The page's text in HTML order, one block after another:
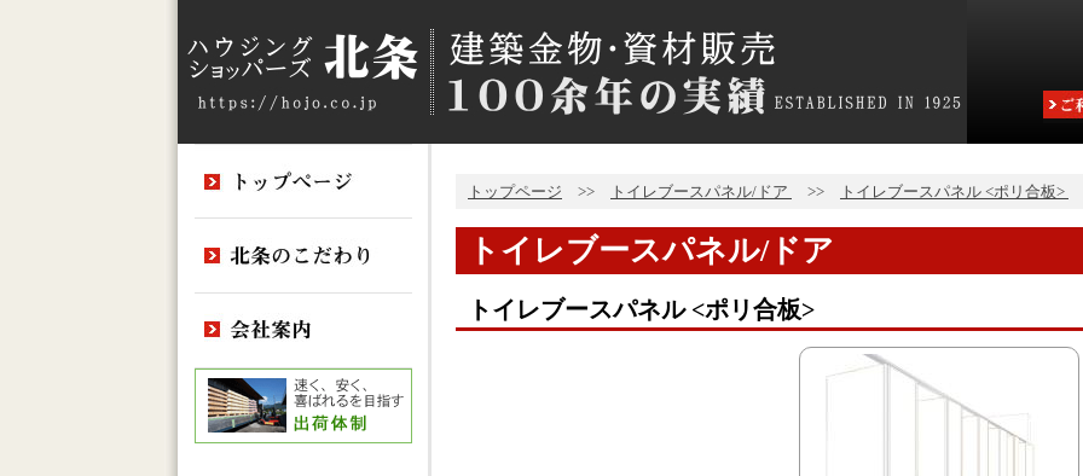
トップページ >> トイレブースパネル/ドア >> トイレブースパネル <ポリ合板>
トイレブースパネル/ドア
トイレブースパネル <ポリ合板>